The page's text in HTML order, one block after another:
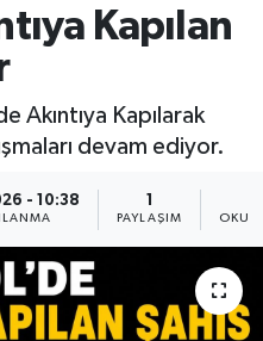
Kapılan
Akıntıya Kapılarak
devam ediyor.
- 10:38
PAYLAŞIM
ve Fikstür